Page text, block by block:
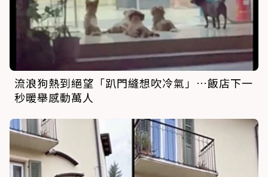
流浪狗熱到絕望「趴門縫想吹冷氣」…飯店下一
秒暖舉感動萬人